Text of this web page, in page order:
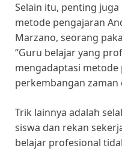
Selain itu, penting
metode pengajaran
Marzano, seorang
“Guru belajar yang
mengadaptasi metode
perkembangan zaman
Trik lainnya adalah
siswa dan rekan
belajar profesional